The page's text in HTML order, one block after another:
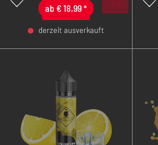
- +
ab € 18,99*
derzeit ausverkauft
-